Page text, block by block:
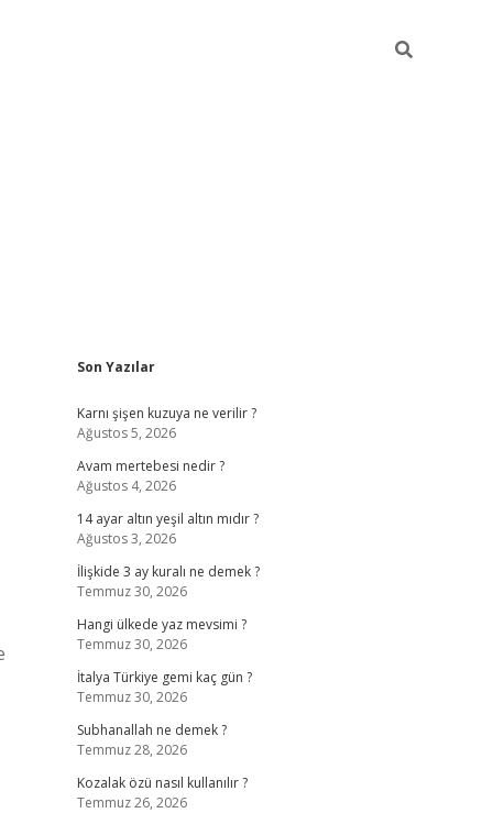
Sidebar
Son Yazılar
Karnı şişen kuzuya ne verilir ?
Ağustos 5, 2026
Avam mertebesi nedir ?
Ağustos 4, 2026
14 ayar altın yeşil altın mıdır ?
Ağustos 3, 2026
İlişkide 3 ay kuralı ne demek ?
Temmuz 30, 2026
Hangi ülkede yaz mevsimi ?
Temmuz 30, 2026
İtalya Türkiye gemi kaç gün ?
Temmuz 30, 2026
Subhanallah ne demek ?
Temmuz 28, 2026
Kozalak özü nasıl kullanılır ?
Temmuz 26, 2026